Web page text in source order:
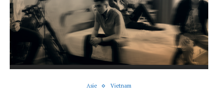
Asie Vietnam